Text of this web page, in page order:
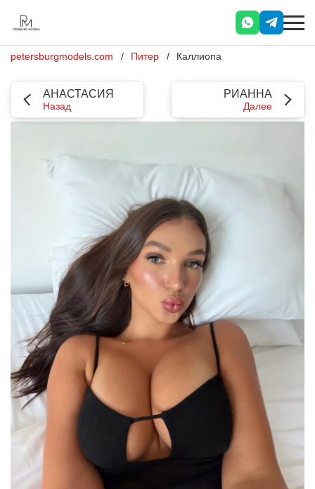
petersburgmodels.com Питер Каллиопа
АНАСТАСИЯ
Назад
РИАННА
Далее